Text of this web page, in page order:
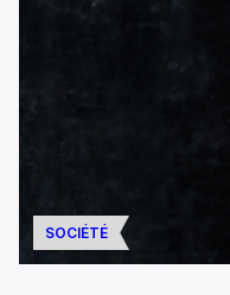
SOCIÉTÉ